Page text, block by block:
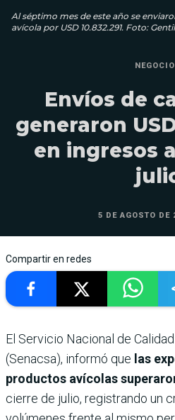
Al séptimo mes de este año se
avícola por USD 10.832.291. Foto:
Envíos de
generaron
en ingresos
5 DE AGOSTO DE
Compartir en redes
El Servicio Nacional de
(Senacsa), informó que las
productos avícolas
cierre de julio, registrando un